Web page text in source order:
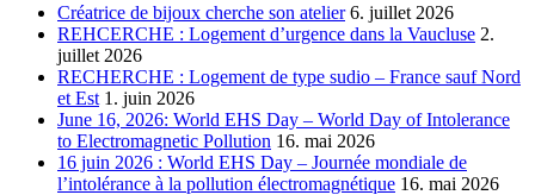
Créatrice de bijoux cherche son atelier 6. juillet 2026
REHCERCHE : Logement d’urgence dans la Vaucluse 2.
juillet 2026
RECHERCHE : Logement de type sudio – France sauf Nord
et Est 1. juin 2026
June 16, 2026: World EHS Day – World Day of Intolerance
to Electromagnetic Pollution 16. mai 2026
16 juin 2026 : World EHS Day – Journée mondiale de
l’intolérance à la pollution électromagnétique 16. mai 2026